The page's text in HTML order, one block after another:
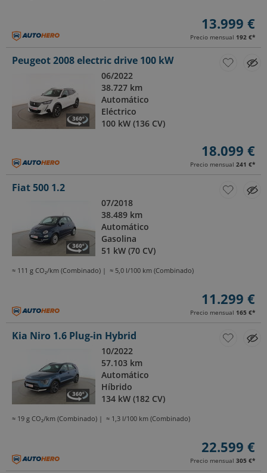
13.999 €
Precio mensual 192 €*
Peugeot 2008 electric drive 100 kW
06/2022
38.727 km
Automático
Eléctrico
100 kW (136 CV)
18.099 €
Precio mensual 241 €*
Fiat 500 1.2
07/2018
38.489 km
Automático
Gasolina
51 kW (70 CV)
≈ 111 g CO₂/km (Combinado) ≈ 5,0 l/100 km (Combinado)
11.299 €
Precio mensual 165 €*
Kia Niro 1.6 Plug-in Hybrid
10/2022
57.103 km
Automático
Híbrido
134 kW (182 CV)
≈ 19 g CO₂/km (Combinado) ≈ 1,3 l/100 km (Combinado)
22.599 €
Precio mensual 305 €*